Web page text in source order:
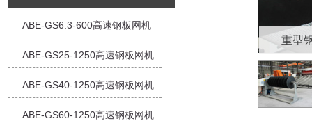
ABE-GS6.3-600高速钢板网机
ABE-GS25-1250高速钢板网机
ABE-GS40-1250高速钢板网机
ABE-GS60-1250高速钢板网机
重型